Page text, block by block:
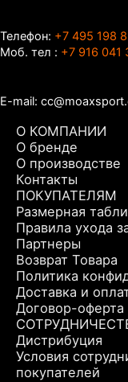
Телефон: +7 495 198
Моб. тел : +7 916 041
E-mail:
О КОМПАНИИ
О бренде
О производстве
Контакты
ПОКУПАТЕЛЯМ
Размерная
Правила ухода
Партнеры
Возврат Товара
Политика
Доставка и
Договор-оферта
Дистрибуция
Условия
покупателей